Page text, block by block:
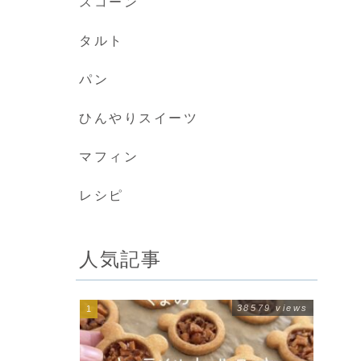
タルト
パン
ひんやりスイーツ
マフィン
レシピ
人気記事
38579 views